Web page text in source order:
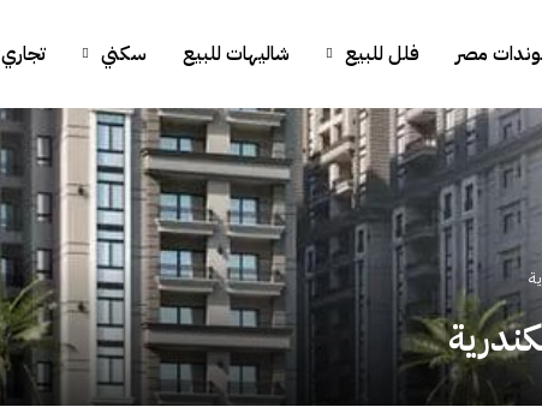
مصر فلل للبيع شاليهات للبيع سكني تجاري